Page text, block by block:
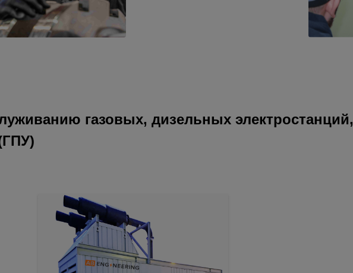
газовых, дизельных электростанций,